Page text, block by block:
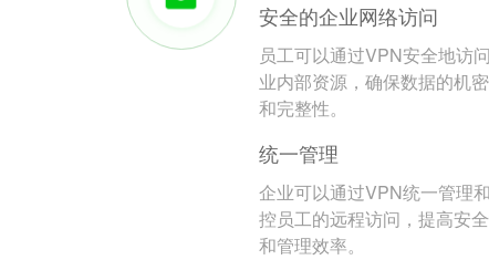
安全的企业网络访问
员工可以通过VPN安全地访
业内部资源，确保数据的机
和完整性。
统一管理
企业可以通过VPN统一管理
控员工的远程访问，提高安
和管理效率。